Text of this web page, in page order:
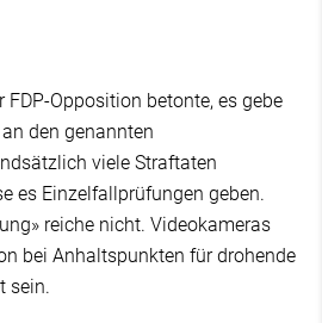
Opposition betonte, es gebe
den genannten
viele Straftaten
es Einzelfallprüfungen geben.
reiche nicht. Videokameras
bei Anhaltspunkten für drohende
sein.